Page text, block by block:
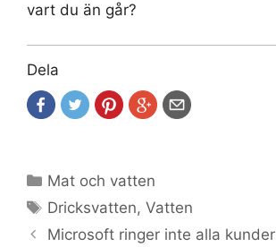
vart du än går?
Dela
Kategorier
Mat och vatten
Etiketter
Dricksvatten,Vatten
Microsoft ringer inte alla kunder